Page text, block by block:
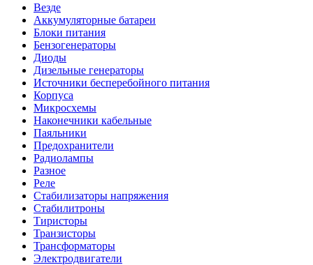
Везде
Аккумуляторные батареи
Блоки питания
Бензогенераторы
Диоды
Дизельные генераторы
Источники бесперебойного питания
Корпуса
Микросхемы
Наконечники кабельные
Паяльники
Предохранители
Радиолампы
Разное
Реле
Стабилизаторы напряжения
Стабилитроны
Тиристоры
Транзисторы
Трансформаторы
Электродвигатели